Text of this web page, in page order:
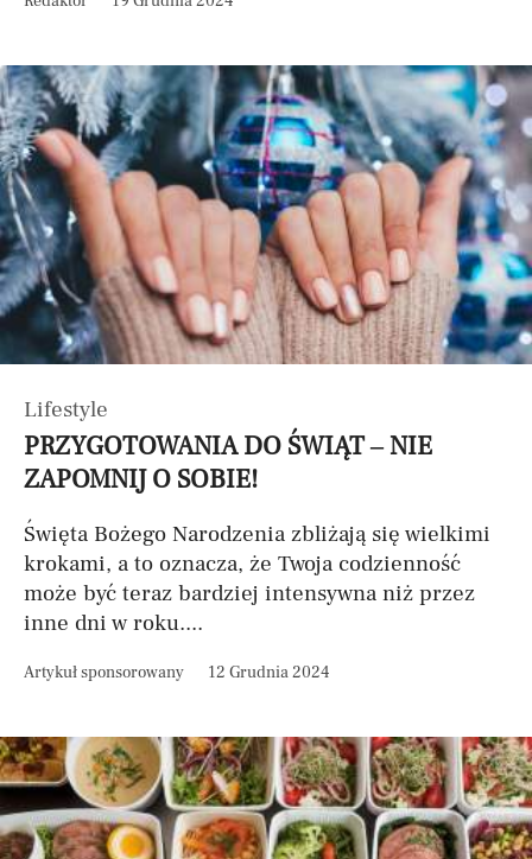
Lifestyle
PRZYGOTOWANIA DO ŚWIĄT – NIE
ZAPOMNIJ O SOBIE!
Święta Bożego Narodzenia zbliżają się wielkimi
krokami, a to oznacza, że Twoja codzienność
może być teraz bardziej intensywna niż przez
inne dni w roku....
Artykuł sponsorowany 12 Grudnia 2024